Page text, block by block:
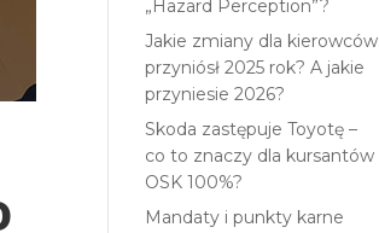
„Hazard Perception”?
Jakie zmiany dla kierowców
przyniósł 2025 rok? A jakie
przyniesie 2026?
Skoda zastępuje Toyotę –
co to znaczy dla kursantów
OSK 100%?
Mandaty i punkty karne